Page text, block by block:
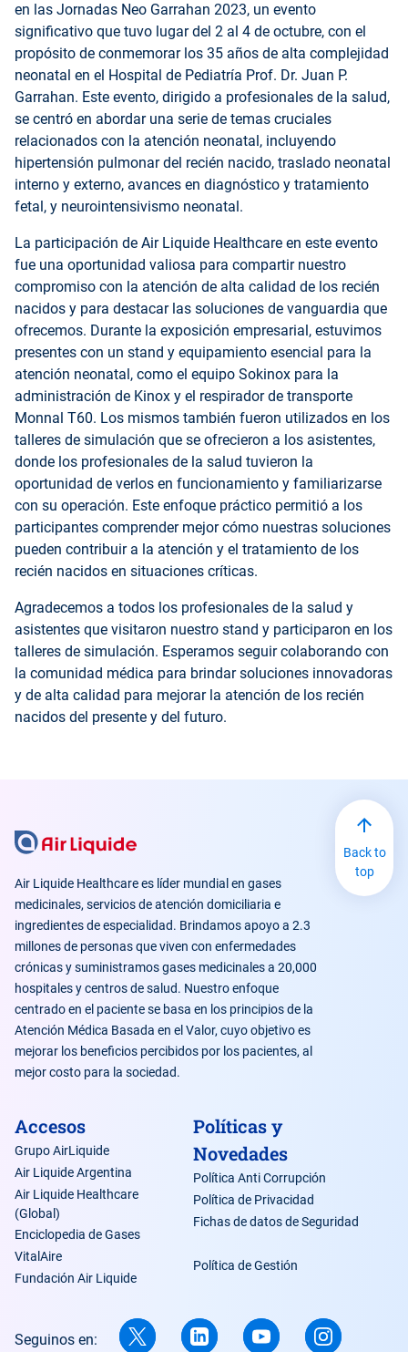
en las Jornadas Neo Garrahan 2023, un evento
significativo que tuvo lugar del 2 al 4 de octubre, con el
propósito de conmemorar los 35 años de alta complejidad
neonatal en el Hospital de Pediatría Prof. Dr. Juan P.
Garrahan. Este evento, dirigido a profesionales de la salud,
se centró en abordar una serie de temas cruciales
relacionados con la atención neonatal, incluyendo
hipertensión pulmonar del recién nacido, traslado neonatal
interno y externo, avances en diagnóstico y tratamiento
fetal, y neurointensivismo neonatal.
La participación de Air Liquide Healthcare en este evento
fue una oportunidad valiosa para compartir nuestro
compromiso con la atención de alta calidad de los recién
nacidos y para destacar las soluciones de vanguardia que
ofrecemos. Durante la exposición empresarial, estuvimos
presentes con un stand y equipamiento esencial para la
atención neonatal, como el equipo Sokinox para la
administración de Kinox y el respirador de transporte
Monnal T60. Los mismos también fueron utilizados en los
talleres de simulación que se ofrecieron a los asistentes,
donde los profesionales de la salud tuvieron la
oportunidad de verlos en funcionamiento y familiarizarse
con su operación. Este enfoque práctico permitió a los
participantes comprender mejor cómo nuestras soluciones
pueden contribuir a la atención y el tratamiento de los
recién nacidos en situaciones críticas.
Agradecemos a todos los profesionales de la salud y
asistentes que visitaron nuestro stand y participaron en los
talleres de simulación. Esperamos seguir colaborando con
la comunidad médica para brindar soluciones innovadoras
y de alta calidad para mejorar la atención de los recién
nacidos del presente y del futuro.
Air Liquide Healthcare es líder mundial en gases
medicinales, servicios de atención domiciliaria e
ingredientes de especialidad. Brindamos apoyo a 2.3
millones de personas que viven con enfermedades
crónicas y suministramos gases medicinales a 20,000
hospitales y centros de salud. Nuestro enfoque
centrado en el paciente se basa en los principios de la
Atención Médica Basada en el Valor, cuyo objetivo es
mejorar los beneficios percibidos por los pacientes, al
mejor costo para la sociedad.
Accesos
Grupo AirLiquide
Air Liquide Argentina
Air Liquide Healthcare
(Global)
Enciclopedia de Gases
VitalAire
Fundación Air Liquide
Políticas y
Novedades
Política Anti Corrupción
Política de Privacidad
Fichas de datos de Seguridad
Política de Gestión
Seguinos en:
Back to
top